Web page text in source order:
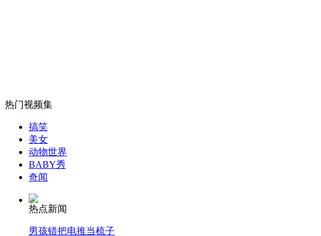
无痛分娩是否安全 医生回应
外交部：反对强权政治霸凌主义
外交部：有关国家言论片面不公正
热门视频集
搞笑
美女
动物世界
BABY秀
奇闻
热点新闻
男孩错把电推当梳子